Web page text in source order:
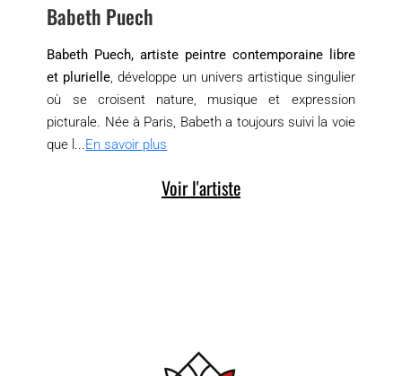
Babeth Puech
Babeth Puech, artiste peintre contemporaine libre
et plurielle, développe un univers artistique singulier
où se croisent nature, musique et expression
picturale. Née à Paris, Babeth a toujours suivi la voie
que l...En savoir plus
Voir l'artiste